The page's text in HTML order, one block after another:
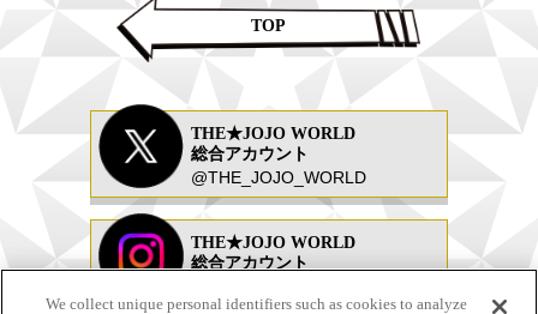
TOP
THE★JOJO WORLD
総合アカウント
@THE_JOJO_WORLD
THE★JOJO WORLD
総合アカウント
We collect unique personal identifiers such as cookies to analyze